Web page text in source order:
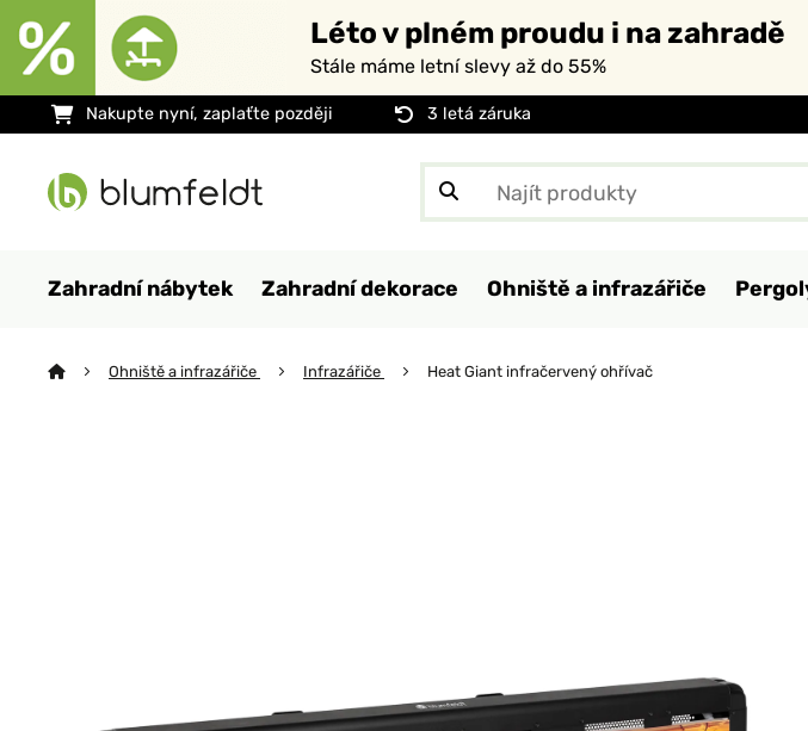
Léto v plném proudu i na zahradě
Stále máme letní slevy až do 55%
Nakupte nyní, zaplaťte později 3 letá záruka
Zahradní nábytek Zahradní dekorace Ohniště a infrazářiče
Ohniště a infrazářiče Infrazářiče Heat Giant infračervený ohřívač